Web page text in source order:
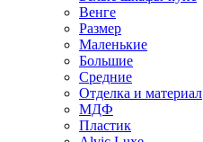
Венге
Размер
Маленькие
Большие
Средние
Отделка и материал
МДФ
Пластик